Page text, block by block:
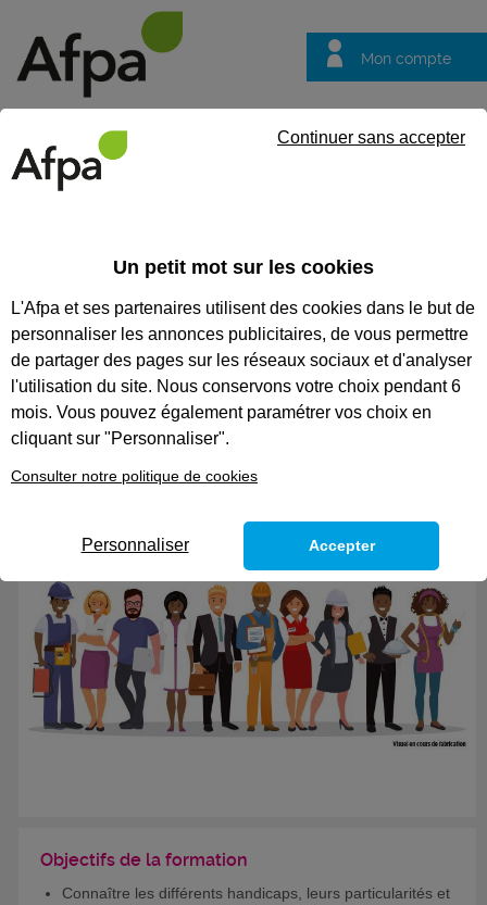
Mon compte
questions
CODES
ACCOMPAGNER À DOMICILE
UNE PERSONNE EN SITUATION
DE HANDICAP
Adapter son comportement et ses techniques
pour garantir un accompagnement de qualité
Objectifs de la formation
Connaître les différents handicaps, leurs particularités et
Un petit mot sur les cookies
L'Afpa et ses partenaires utilisent des cookies dans le but de
personnaliser les annonces publicitaires, de vous permettre
de partager des pages sur les réseaux sociaux et d'analyser
l'utilisation du site. Nous conservons votre choix pendant 6
mois. Vous pouvez également paramétrer vos choix en
cliquant sur "Personnaliser".
Consulter notre politique de cookies
Continuer sans accepter
Personnaliser Accepter